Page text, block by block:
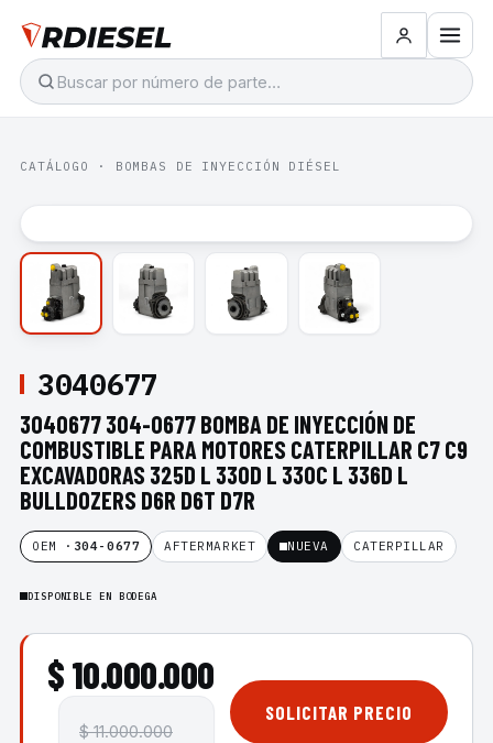
CATÁLOGO · BOMBAS DE INYECCIÓN DIÉSEL
3040677
3040677 304-0677 BOMBA DE INYECCIÓN DE
COMBUSTIBLE PARA MOTORES CATERPILLAR C7 C9
EXCAVADORAS 325D L 330D L 330C L 336D L
BULLDOZERS D6R D6T D7R
OEM · 304-0677 AFTERMARKET NUEVA CATERPILLAR
DISPONIBLE EN BODEGA
$ 10.000.000
$ 11.000.000
SOLICITAR PRECIO